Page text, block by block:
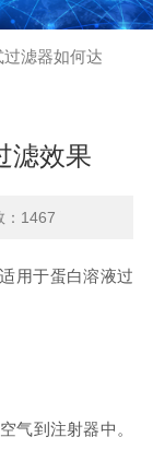
过滤器如何达
滤效果
1467
用于蛋白溶液过
气到注射器中。